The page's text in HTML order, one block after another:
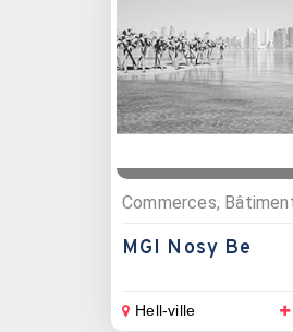
MGI Nosy Be
Hell-ville